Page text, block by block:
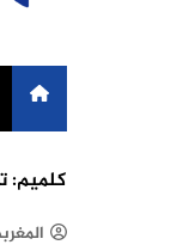
كلميم: